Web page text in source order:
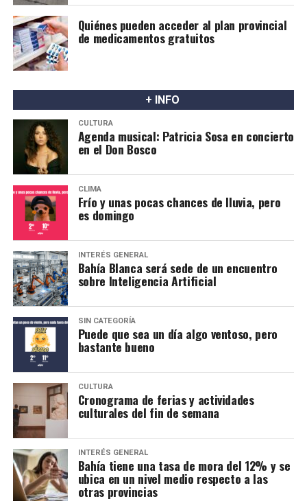
Quiénes pueden acceder al plan provincial
de medicamentos gratuitos
+ INFO
CULTURA
Agenda musical: Patricia Sosa en concierto
en el Don Bosco
CLIMA
Frío y unas pocas chances de lluvia, pero
es domingo
INTERÉS GENERAL
Bahía Blanca será sede de un encuentro
sobre Inteligencia Artificial
SIN CATEGORÍA
Puede que sea un día algo ventoso, pero
bastante bueno
CULTURA
Cronograma de ferias y actividades
culturales del fin de semana
INTERÉS GENERAL
Bahía tiene una tasa de mora del 12% y se
ubica en un nivel medio respecto a las
otras provincias